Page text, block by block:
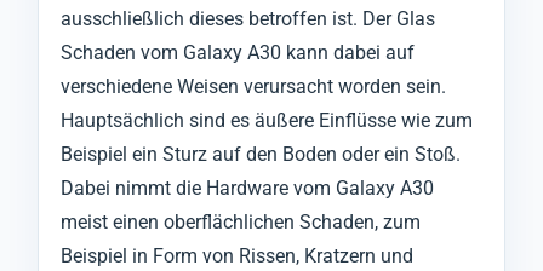
ausschließlich dieses betroffen ist. Der Glas
Schaden vom Galaxy A30 kann dabei auf
verschiedene Weisen verursacht worden sein.
Hauptsächlich sind es äußere Einflüsse wie zum
Beispiel ein Sturz auf den Boden oder ein Stoß.
Dabei nimmt die Hardware vom Galaxy A30
meist einen oberflächlichen Schaden, zum
Beispiel in Form von Rissen, Kratzern und